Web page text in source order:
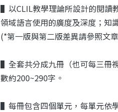
▌以CLIL教學理論所設計的閱讀
領域語言使用的廣度及深度；知
(*第一版與第二版差異請參照文
▌全套共分成九冊（也可每三冊
數約200~290字。
▌每冊包含四個單元，每單元依